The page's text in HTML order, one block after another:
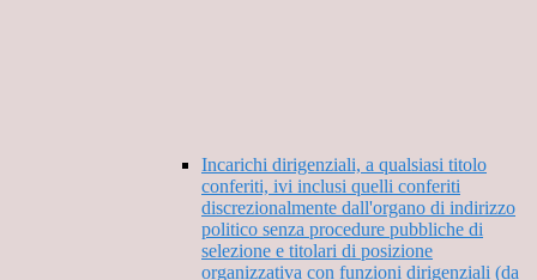
Incarichi dirigenziali, a qualsiasi titolo
conferiti, ivi inclusi quelli conferiti
discrezionalmente dall'organo di indirizzo
politico senza procedure pubbliche di
selezione e titolari di posizione
organizzativa con funzioni dirigenziali (da